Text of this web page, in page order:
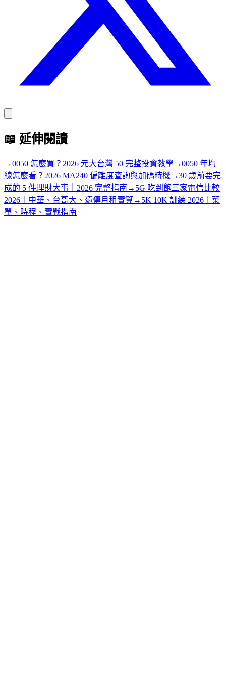
📖 延伸閱讀
→0050 怎麼買？2026 元大台灣 50 完整投資教學→0050 年均
線怎麼看？2026 MA240 偏離度查詢與加碼時機 →30 歲前要完
成的 5 件理財大事｜2026 完整指南 → 5G 吃到飽三家電信比較
2026｜中華、台哥大、遠傳月租實算→ 5K 10K 訓練 2026｜菜
單、時程、實戰指南